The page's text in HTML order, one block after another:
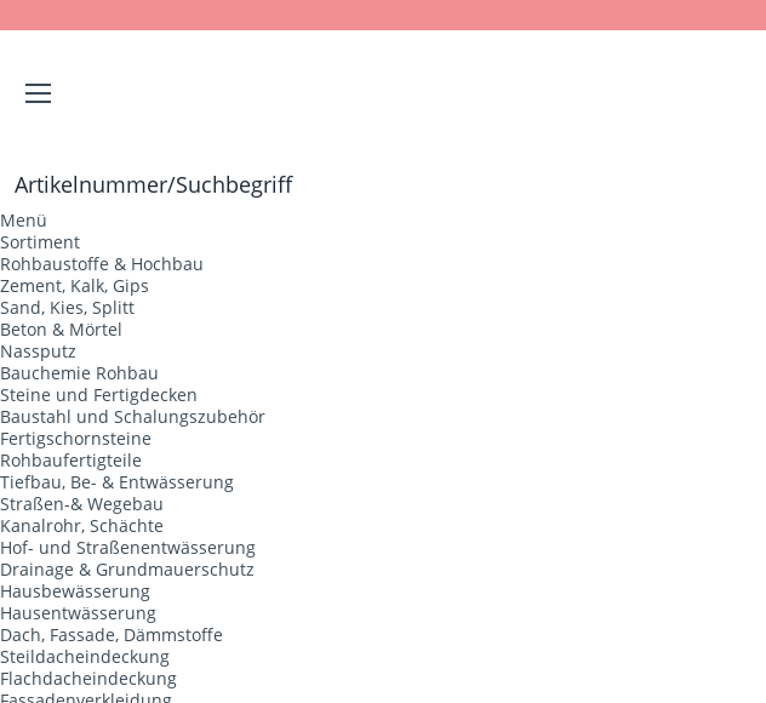
Menü
Sortiment
Rohbaustoffe & Hochbau
Zement, Kalk, Gips
Sand, Kies, Splitt
Beton & Mörtel
Nassputz
Bauchemie Rohbau
Steine und Fertigdecken
Baustahl und Schalungszubehör
Fertigschornsteine
Rohbaufertigteile
Tiefbau, Be- & Entwässerung
Straßen-& Wegebau
Kanalrohr, Schächte
Hof- und Straßenentwässerung
Drainage & Grundmauerschutz
Hausbewässerung
Hausentwässerung
Dach, Fassade, Dämmstoffe
Steildacheindeckung
Flachdacheindeckung